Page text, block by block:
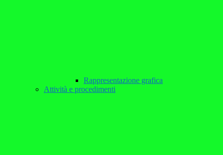
Rappresentazione grafica
Attività e procedimenti